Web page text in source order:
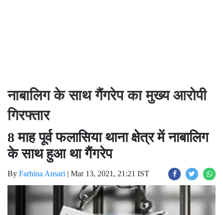
नाबालिग के साथ गैंगरेप का मुख्य आरोपी
गिरफ्तार
8 माह पूर्व फलासिया थाना क्षेत्र में नाबालिग
के साथ हुआ था गैंगरेप
By Farhina Ansari | Mar 13, 2021, 21:21 IST